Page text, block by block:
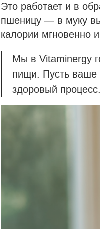
Это работает и в
пшеницу — в муку
калории мгновенно
Мы в Vitaminergy
пищи. Пусть ваше
здоровый процесс.